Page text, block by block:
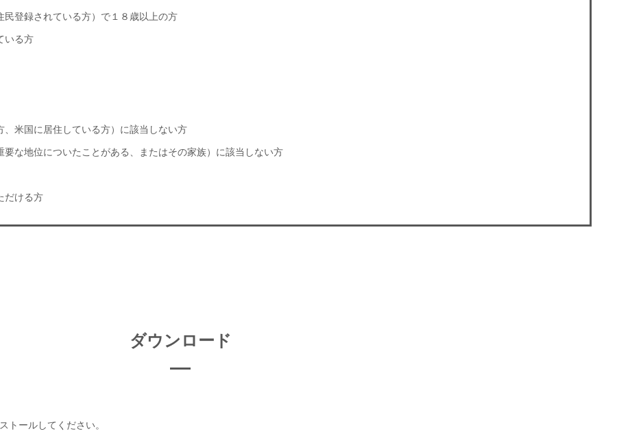
登録されている方）で１８歳以上の方
いる方
米国に居住している方）に該当しない方
な地位についたことがある、またはその家族）に該当しない方
だける方
ダウンロード
トールしてください。